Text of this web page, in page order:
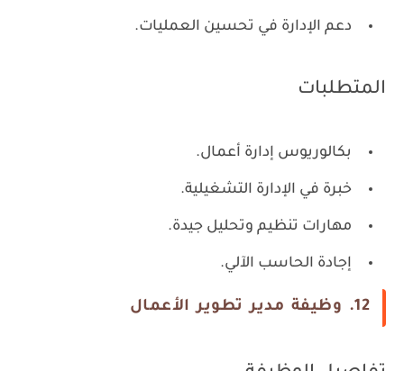
دعم الإدارة في تحسين العمليات.
المتطلبات
بكالوريوس إدارة أعمال.
خبرة في الإدارة التشغيلية.
مهارات تنظيم وتحليل جيدة.
إجادة الحاسب الآلي.
12. وظيفة مدير تطوير الأعمال